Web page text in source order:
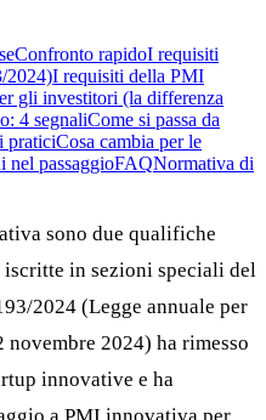
Confronto rapidoI requisiti
2024)I requisiti della PMI
gli investitori (la differenza
4 segnaliCome si passa da
praticiCosa cambia per le
nel passaggioFAQNormativa di
sono due qualifiche
iscritte in sezioni speciali del
2024 (Legge annuale per
2024) ha rimesso
innovative e ha